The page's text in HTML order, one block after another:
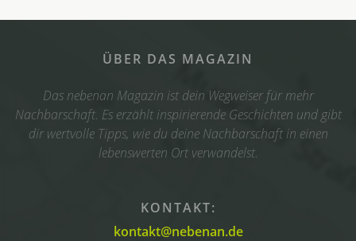
ÜBER DAS MAGAZIN
Das nebenan Magazin ist dein Wegweiser für mehr
Nachbarschaft. Es erzählt inspirierende Geschichten und gibt
dir wertvolle Tipps, wie du deine Nachbarschaft in einen
lebenswerten Ort verwandelst.
KONTAKT:
kontakt@nebenan.de